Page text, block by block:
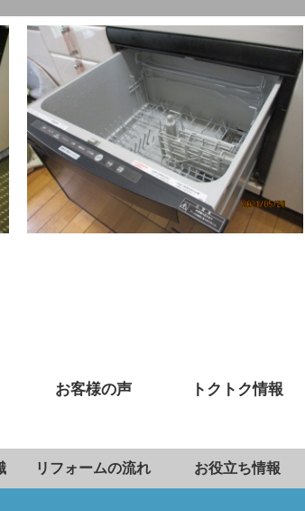
お客様の声 トクトク情報
リフォームの流れ お役立ち情報